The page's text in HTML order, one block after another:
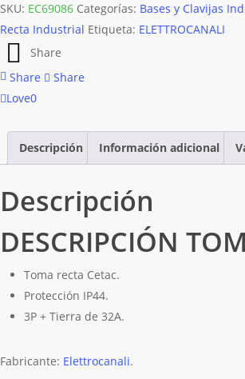
RAPIDO
IP44
380V
POLOS
TIERRA
16A
SKU: EC69086 Categorías: Bases y Clavijas
Recta Industrial Etiqueta: ELETTROCANALI
Share
Share
Share
Love0
Descripción Información adicional
Descripción
DESCRIPCIÓN
Toma recta Cetac.
Protección IP44.
3P + Tierra de 32A.
Fabricante: Elettrocanali.